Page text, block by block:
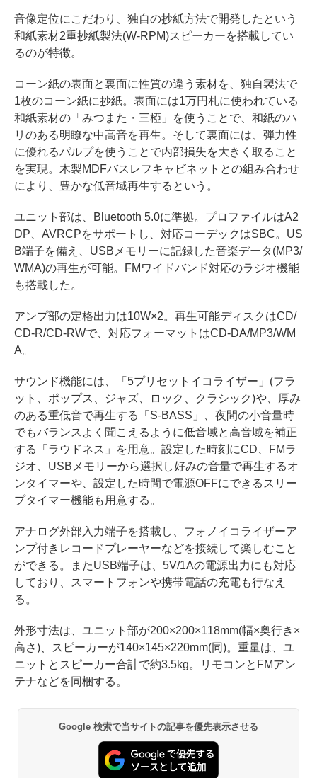
音像定位にこだわり、独自の抄紙方法で開発したという
和紙素材2重抄紙製法(W-RPM)スピーカーを搭載してい
るのが特徴。
コーン紙の表面と裏面に性質の違う素材を、独自製法で
1枚のコーン紙に抄紙。表面には1万円札に使われている
和紙素材の「みつまた・三椏」を使うことで、和紙のハ
リのある明瞭な中高音を再生。そして裏面には、弾力性
に優れるパルプを使うことで内部損失を大きく取ること
を実現。木製MDFバスレフキャビネットとの組み合わせ
により、豊かな低音域再生するという。
ユニット部は、Bluetooth 5.0に準拠。プロファイルはA2
DP、AVRCPをサポートし、対応コーデックはSBC。US
B端子を備え、USBメモリーに記録した音楽データ(MP3/
WMA)の再生が可能。FMワイドバンド対応のラジオ機能
も搭載した。
アンプ部の定格出力は10W×2。再生可能ディスクはCD/
CD-R/CD-RWで、対応フォーマットはCD-DA/MP3/WM
A。
サウンド機能には、「5プリセットイコライザー」(フラ
ット、ポップス、ジャズ、ロック、クラシック)や、厚み
のある重低音で再生する「S-BASS」、夜間の小音量時
でもバランスよく聞こえるように低音域と高音域を補正
する「ラウドネス」を用意。設定した時刻にCD、FMラ
ジオ、USBメモリーから選択し好みの音量で再生するオ
ンタイマーや、設定した時間で電源OFFにできるスリー
プタイマー機能も用意する。
アナログ外部入力端子を搭載し、フォノイコライザーア
ンプ付きレコードプレーヤーなどを接続して楽しむこと
ができる。またUSB端子は、5V/1Aの電源出力にも対応
しており、スマートフォンや携帯電話の充電も行なえ
る。
外形寸法は、ユニット部が200×200×118mm(幅×奥行き×
高さ)、スピーカーが140×145×220mm(同)。重量は、ユ
ニットとスピーカー合計で約3.5kg。リモコンとFMアン
テナなどを同梱する。
Google 検索で当サイトの記事を優先表示させる